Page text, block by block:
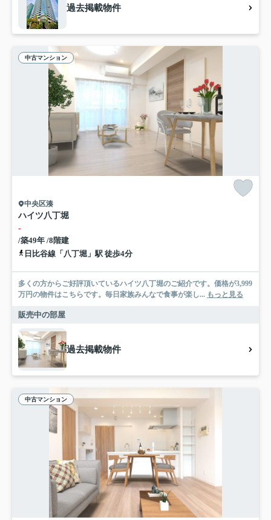
過去掲載物件
中古マンション
中央区湊
ハイツ八丁堀
-
/築49年 /8階建
日比谷線「八丁堀」駅 徒歩4分
多くの方からご好評頂いているハイツ八丁堀のご紹介です。価格が3,999
万円の物件はこちらです。毎日家族みんなで食事が楽し... もっと見る
販売中の部屋
過去掲載物件
中古マンション